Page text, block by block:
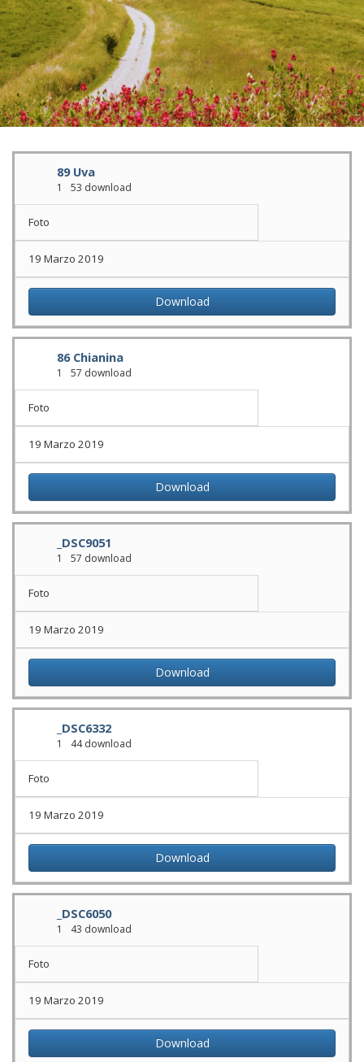
89 Uva
1 53 download
Foto
19 Marzo 2019
Download
86 Chianina
1 57 download
Foto
19 Marzo 2019
Download
_DSC9051
1 57 download
Foto
19 Marzo 2019
Download
_DSC6332
1 44 download
Foto
19 Marzo 2019
Download
_DSC6050
1 43 download
Foto
19 Marzo 2019
Download